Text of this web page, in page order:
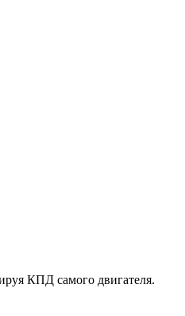
КПД самого двигателя.